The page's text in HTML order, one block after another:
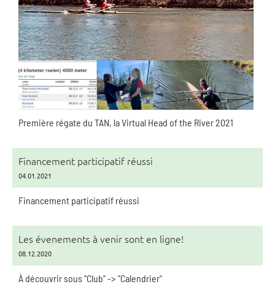
Première régate du TAN, la Virtual Head of the River 2021
Financement participatif réussi
04.01.2021
Financement participatif réussi
Les évenements à venir sont en ligne!
08.12.2020
À découvrir sous "Club" -> "Calendrier"